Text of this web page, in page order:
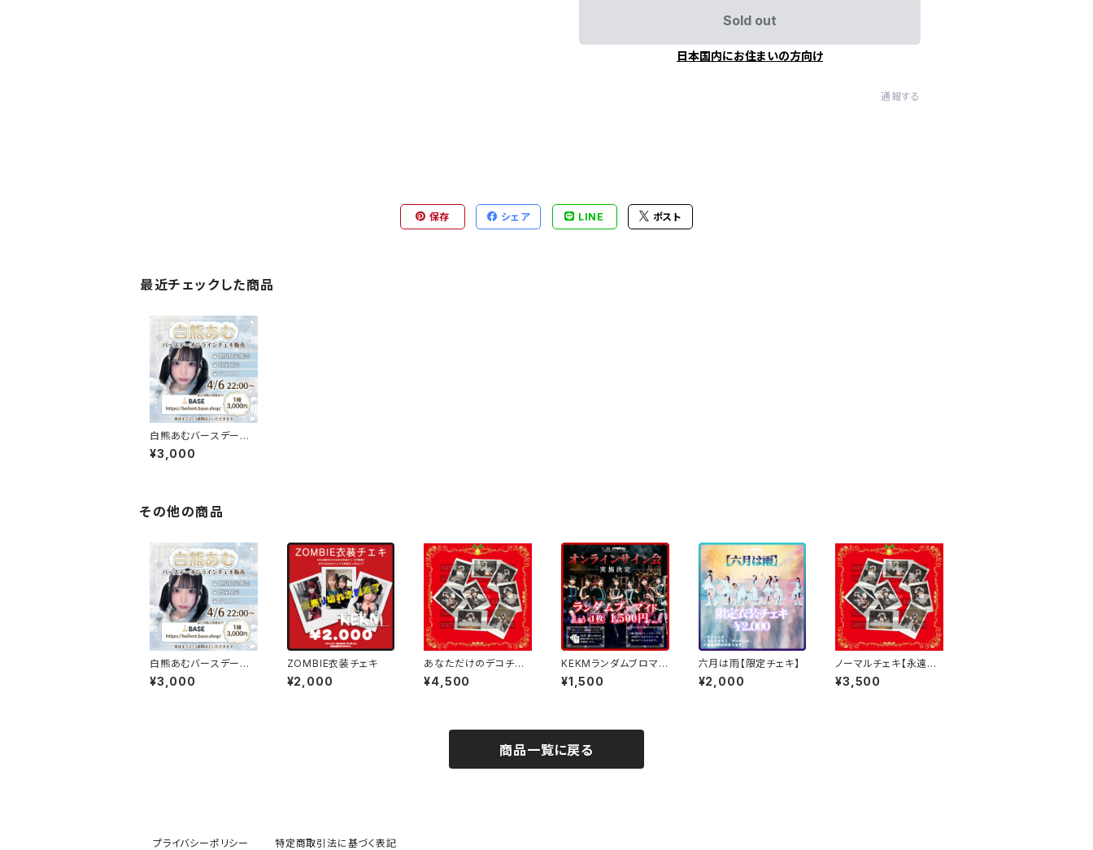
Sold out
日本国内にお住まいの方向け
通報する
保存 シェア LINE ポスト
最近チェックした商品
白熊あむバースデーオ
ンラインチェキ販売
¥3,000
その他の商品
白熊あむバースデーオ
ンラインチェキ販売
¥3,000
ZOMBIE衣装チェキ
¥2,000
あなただけのデコチェ
キ【永遠縁もあ・小羽空
まい】クリスマス限定チ
¥4,500
KEKMランダムブロマイ
ド発売！ オンラインサイ
ン会実施決定
¥1,500
六月は雨【限定チェキ】
¥2,000
ノーマルチェキ【永遠縁
もあ・小羽空まい】クリ
スマス限定チェキ
¥3,500
商品一覧に戻る
プライバシーポリシー 特定商取引法に基づく表記